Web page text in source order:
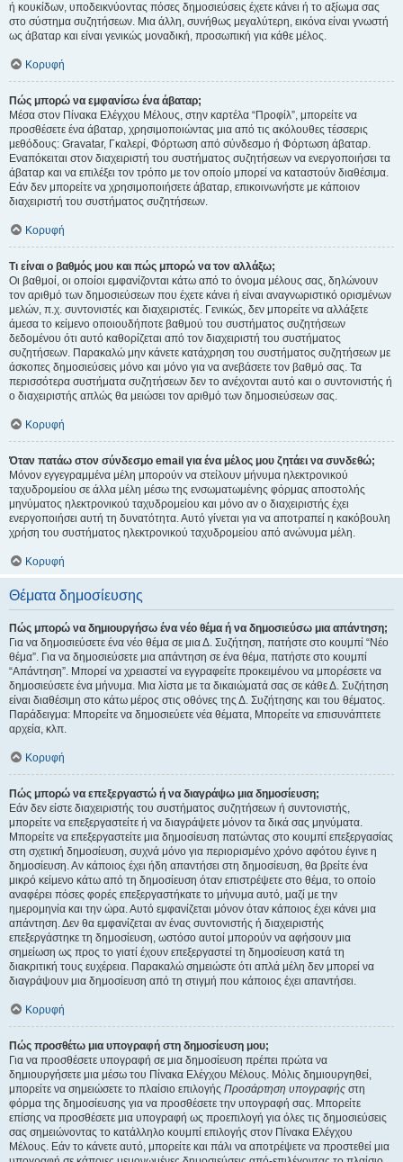
ή κουκίδων, υποδεικνύοντας πόσες δημοσιεύσεις έχετε κάνει ή το αξίωμα σας
στο σύστημα συζητήσεων. Μια άλλη, συνήθως μεγαλύτερη, εικόνα είναι γνωστή
ως άβαταρ και είναι γενικώς μοναδική, προσωπική για κάθε μέλος.
Κορυφή
Πώς μπορώ να εμφανίσω ένα άβαταρ;
Μέσα στον Πίνακα Ελέγχου Μέλους, στην καρτέλα “Προφίλ”, μπορείτε να
προσθέσετε ένα άβαταρ, χρησιμοποιώντας μια από τις ακόλουθες τέσσερις
μεθόδους: Gravatar, Γκαλερί, Φόρτωση από σύνδεσμο ή Φόρτωση άβαταρ.
Εναπόκειται στον διαχειριστή του συστήματος συζητήσεων να ενεργοποιήσει τα
άβαταρ και να επιλέξει τον τρόπο με τον οποίο μπορεί να καταστούν διαθέσιμα.
Εάν δεν μπορείτε να χρησιμοποιήσετε άβαταρ, επικοινωνήστε με κάποιον
διαχειριστή του συστήματος συζητήσεων.
Κορυφή
Τι είναι ο βαθμός μου και πώς μπορώ να τον αλλάξω;
Οι βαθμοί, οι οποίοι εμφανίζονται κάτω από το όνομα μέλους σας, δηλώνουν
τον αριθμό των δημοσιεύσεων που έχετε κάνει ή είναι αναγνωριστικό ορισμένων
μελών, π.χ. συντονιστές και διαχειριστές. Γενικώς, δεν μπορείτε να αλλάξετε
άμεσα το κείμενο οποιουδήποτε βαθμού του συστήματος συζητήσεων
δεδομένου ότι αυτό καθορίζεται από τον διαχειριστή του συστήματος
συζητήσεων. Παρακαλώ μην κάνετε κατάχρηση του συστήματος συζητήσεων με
άσκοπες δημοσιεύσεις μόνο και μόνο για να ανεβάσετε τον βαθμό σας. Τα
περισσότερα συστήματα συζητήσεων δεν το ανέχονται αυτό και ο συντονιστής ή
ο διαχειριστής απλώς θα μειώσει τον αριθμό των δημοσιεύσεων σας.
Κορυφή
Όταν πατάω στον σύνδεσμο email για ένα μέλος μου ζητάει να συνδεθώ;
Μόνον εγγεγραμμένα μέλη μπορούν να στείλουν μήνυμα ηλεκτρονικού
ταχυδρομείου σε άλλα μέλη μέσω της ενσωματωμένης φόρμας αποστολής
μηνύματος ηλεκτρονικού ταχυδρομείου και μόνο αν ο διαχειριστής έχει
ενεργοποιήσει αυτή τη δυνατότητα. Αυτό γίνεται για να αποτραπεί η κακόβουλη
χρήση του συστήματος ηλεκτρονικού ταχυδρομείου από ανώνυμα μέλη.
Κορυφή
Θέματα δημοσίευσης
Πώς μπορώ να δημιουργήσω ένα νέο θέμα ή να δημοσιεύσω μια απάντηση;
Για να δημοσιεύσετε ένα νέο θέμα σε μια Δ. Συζήτηση, πατήστε στο κουμπί “Νέο
θέμα”. Για να δημοσιεύσετε μια απάντηση σε ένα θέμα, πατήστε στο κουμπί
“Απάντηση”. Μπορεί να χρειαστεί να εγγραφείτε προκειμένου να μπορέσετε να
δημοσιεύσετε ένα μήνυμα. Μια λίστα με τα δικαιώματά σας σε κάθε Δ. Συζήτηση
είναι διαθέσιμη στο κάτω μέρος στις οθόνες της Δ. Συζήτησης και του θέματος.
Παράδειγμα: Μπορείτε να δημοσιεύετε νέα θέματα, Μπορείτε να επισυνάπτετε
αρχεία, κλπ.
Κορυφή
Πώς μπορώ να επεξεργαστώ ή να διαγράψω μια δημοσίευση;
Εάν δεν είστε διαχειριστής του συστήματος συζητήσεων ή συντονιστής,
μπορείτε να επεξεργαστείτε ή να διαγράψετε μόνον τα δικά σας μηνύματα.
Μπορείτε να επεξεργαστείτε μια δημοσίευση πατώντας στο κουμπί επεξεργασίας
στη σχετική δημοσίευση, συχνά μόνο για περιορισμένο χρόνο αφότου έγινε η
δημοσίευση. Αν κάποιος έχει ήδη απαντήσει στη δημοσίευση, θα βρείτε ένα
μικρό κείμενο κάτω από τη δημοσίευση όταν επιστρέψετε στο θέμα, το οποίο
αναφέρει πόσες φορές επεξεργαστήκατε το μήνυμα αυτό, μαζί με την
ημερομηνία και την ώρα. Αυτό εμφανίζεται μόνον όταν κάποιος έχει κάνει μια
απάντηση. Δεν θα εμφανίζεται αν ένας συντονιστής ή διαχειριστής
επεξεργάστηκε τη δημοσίευση, ωστόσο αυτοί μπορούν να αφήσουν μια
σημείωση ως προς το γιατί έχουν επεξεργαστεί τη δημοσίευση κατά τη
διακριτική τους ευχέρεια. Παρακαλώ σημειώστε ότι απλά μέλη δεν μπορεί να
διαγράψουν μια δημοσίευση από τη στιγμή που κάποιος έχει απαντήσει.
Κορυφή
Πώς προσθέτω μια υπογραφή στη δημοσίευση μου;
Για να προσθέσετε υπογραφή σε μια δημοσίευση πρέπει πρώτα να
δημιουργήσετε μια μέσω του Πίνακα Ελέγχου Μέλους. Μόλις δημιουργηθεί,
μπορείτε να σημειώσετε το πλαίσιο επιλογής Προσάρτηση υπογραφής στη
φόρμα της δημοσίευσης για να προσθέσετε την υπογραφή σας. Μπορείτε
επίσης να προσθέσετε μια υπογραφή ως προεπιλογή για όλες τις δημοσιεύσεις
σας σημειώνοντας το κατάλληλο κουμπί επιλογής στον Πίνακα Ελέγχου
Μέλους. Εάν το κάνετε αυτό, μπορείτε και πάλι να αποτρέψετε να προστεθεί μια